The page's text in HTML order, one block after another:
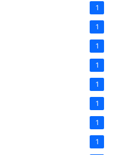
1
1
1
1
1
1
1
1